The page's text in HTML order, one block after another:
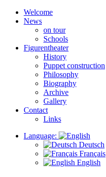
Welcome
News
on tour
Schools
Figurentheater
History
Puppet construction
Philosophy
Biography
Archive
Gallery
Contact
Links
Language:
Deutsch
Français
English